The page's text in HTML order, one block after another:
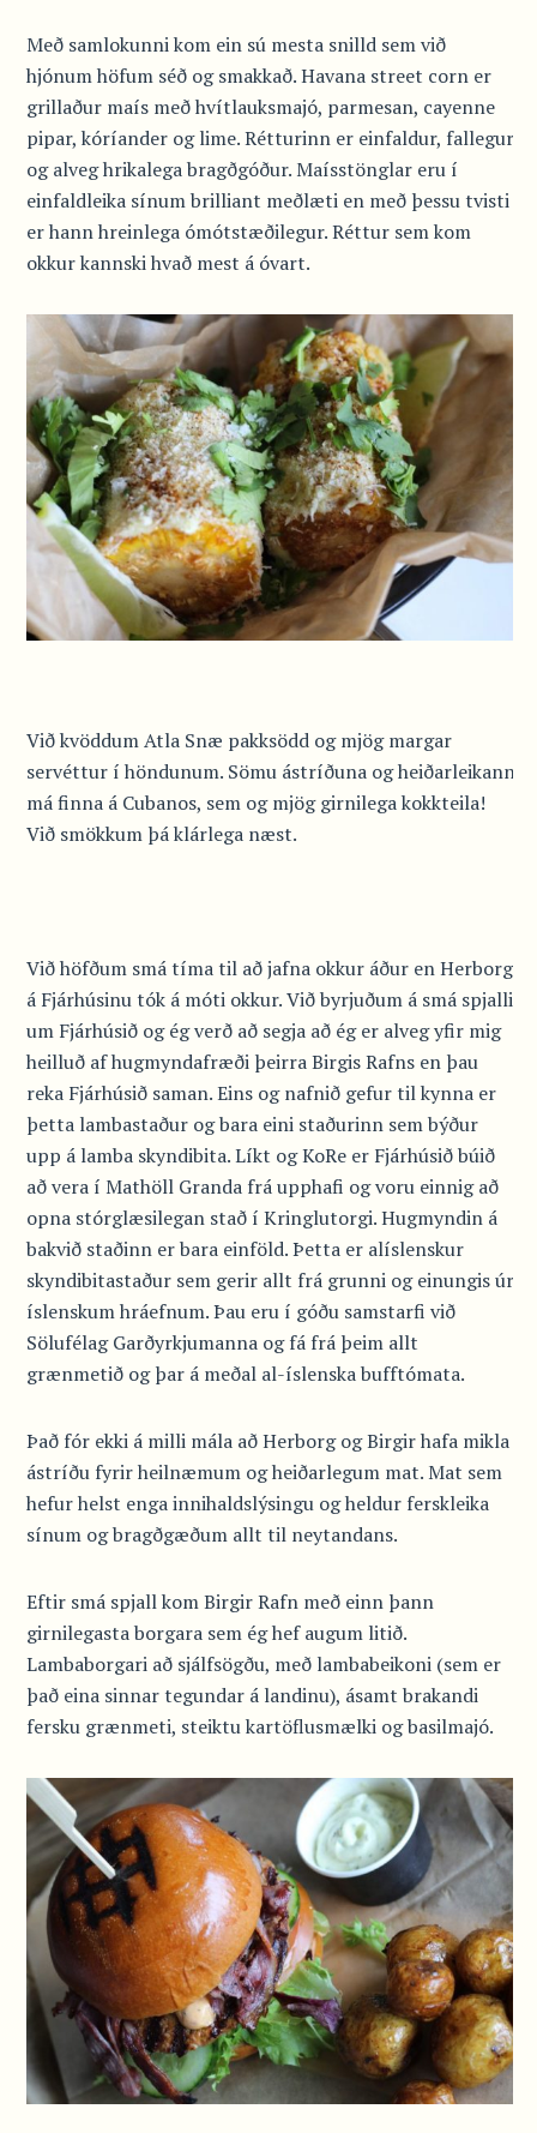
Með samlokunni kom ein sú mesta snilld sem við
hjónum höfum séð og smakkað. Havana street corn er
grillaður maís með hvítlauksmajó, parmesan, cayenne
pipar, kóríander og lime. Rétturinn er einfaldur, fallegur
og alveg hrikalega bragðgóður. Maísstönglar eru í
einfaldleika sínum brilliant meðlæti en með þessu tvisti
er hann hreinlega ómótstæðilegur. Réttur sem kom
okkur kannski hvað mest á óvart.
Við kvöddum Atla Snæ pakksödd og mjög margar
servéttur í höndunum. Sömu ástríðuna og heiðarleikann
má finna á Cubanos, sem og mjög girnilega kokkteila!
Við smökkum þá klárlega næst.
Við höfðum smá tíma til að jafna okkur áður en Herborg
á Fjárhúsinu tók á móti okkur. Við byrjuðum á smá spjalli
um Fjárhúsið og ég verð að segja að ég er alveg yfir mig
heilluð af hugmyndafræði þeirra Birgis Rafns en þau
reka Fjárhúsið saman. Eins og nafnið gefur til kynna er
þetta lambastaður og bara eini staðurinn sem býður
upp á lamba skyndibita. Líkt og KoRe er Fjárhúsið búið
að vera í Mathöll Granda frá upphafi og voru einnig að
opna stórglæsilegan stað í Kringlutorgi. Hugmyndin á
bakvið staðinn er bara einföld. Þetta er alíslenskur
skyndibitastaður sem gerir allt frá grunni og einungis úr
íslenskum hráefnum. Þau eru í góðu samstarfi við
Sölufélag Garðyrkjumanna og fá frá þeim allt
grænmetið og þar á meðal al-íslenska bufftómata.
Það fór ekki á milli mála að Herborg og Birgir hafa mikla
ástríðu fyrir heilnæmum og heiðarlegum mat. Mat sem
hefur helst enga innihaldslýsingu og heldur ferskleika
sínum og bragðgæðum allt til neytandans.
Eftir smá spjall kom Birgir Rafn með einn þann
girnilegasta borgara sem ég hef augum litið.
Lambaborgari að sjálfsögðu, með lambabeikoni (sem er
það eina sinnar tegundar á landinu), ásamt brakandi
fersku grænmeti, steiktu kartöflusmælki og basilmajó.